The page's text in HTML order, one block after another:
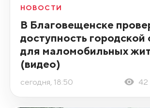
НОВОСТИ
В Благовещенске
доступность городской
для маломобильных
(видео)
сегодня, 18:50 42